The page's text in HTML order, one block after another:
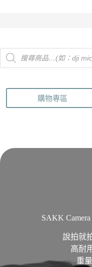
Products
search
購物專區
SAKK
說拍就
高耐
重